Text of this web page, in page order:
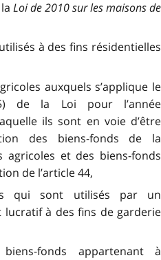
Loi de 2010 sur les maisons de
à des fins résidentielles
auxquels s’applique le
de la Loi pour l’année
ils sont en voie d’être
des biens-fonds de la
agricoles et des biens-fonds
de l’article 44,
qui sont utilisés par un
lucratif à des fins de garderie
fonds appartenant à